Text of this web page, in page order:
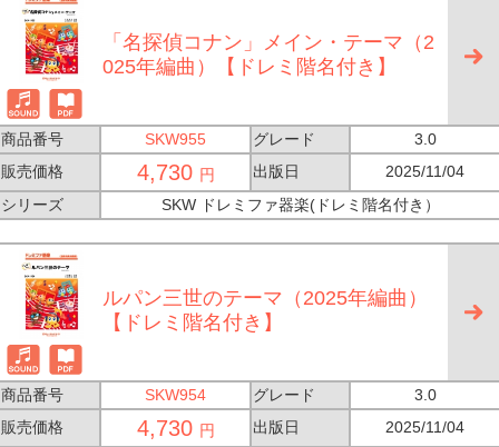
「名探偵コナン」メイン・テーマ（2
025年編曲）【ドレミ階名付き】
商品番号 SKW955 グレード
3.0
販売価格
4,730 円 出版日
2025/11/04
シリーズ
SKW ドレミファ器楽(ドレミ階名付き）
ルパン三世のテーマ（2025年編曲）
【ドレミ階名付き】
商品番号 SKW954 グレード
3.0
販売価格
4,730 円 出版日
2025/11/04